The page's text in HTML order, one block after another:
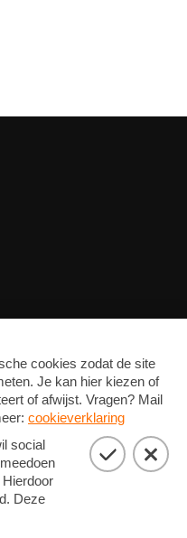
CONTACT
PRIVACY EN COOKIE